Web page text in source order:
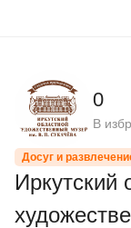
0
В
Досуг и
Иркутский